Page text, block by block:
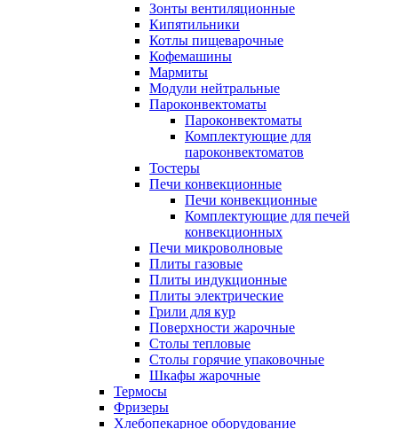
Зонты вентиляционные
Кипятильники
Котлы пищеварочные
Кофемашины
Мармиты
Модули нейтральные
Пароконвектоматы
Пароконвектоматы
Комплектующие для
пароконвектоматов
Тостеры
Печи конвекционные
Печи конвекционные
Комплектующие для печей
конвекционных
Печи микроволновые
Плиты газовые
Плиты индукционные
Плиты электрические
Грили для кур
Поверхности жарочные
Столы тепловые
Столы горячие упаковочные
Шкафы жарочные
Термосы
Фризеры
Хлебопекарное оборудование